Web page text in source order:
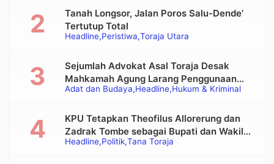
Headline Peristiwa Toraja Utara
Tanah Longsor, Jalan Poros Salu-Dende’
Tertutup Total
Adat dan Budaya Headline Hukum & Kriminal
Sejumlah Advokat Asal Toraja Desak
Mahkamah Agung Larang Penggunaan
Alat Berat pada Eksekusi Rumah Adat
Headline Politik Tana Toraja
KPU Tetapkan Theofilus Allorerung dan
Zadrak Tombe sebagai Bupati dan Wakil
Bupati Tana Toraja Terpilih